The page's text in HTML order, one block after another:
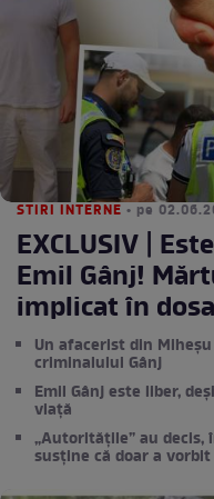
STIRI INTERNE • pe
EXCLUSIV |
Emil Gânj!
implicat în
Un afacerist din
criminalului Gânj
Emil Gânj este liber,
viață
„Autoritățile” au decis,
susține că doar a